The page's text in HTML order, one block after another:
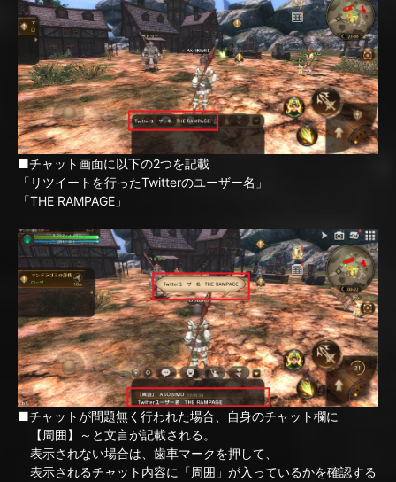
■チャット画面に以下の2つを記載
「リツイートを行ったTwitterのユーザー名」
「THE RAMPAGE」
■チャットが問題無く行われた場合、自身のチャット欄に
【周囲】～と文言が記載される。
表示されない場合は、歯車マークを押して、
表示されるチャット内容に「周囲」が入っているかを確認する